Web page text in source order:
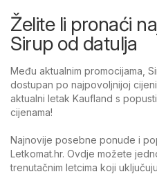
Želite li pronaći
Sirup od datulja
Među aktualnim promocijama,
dostupan po najpovoljnijoj
aktualni letak Kaufland s
cijenama!
Najnovije posebne ponude i
Letkomat.hr. Ovdje možete
trenutačnim letcima koji